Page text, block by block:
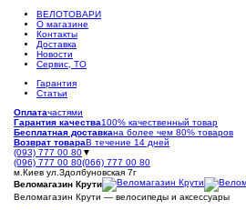
ВЕЛОТОВАРИ
О магазине
Контакты
Доставка
Новости
Сервис, ТО
Гарантия
Статьи
Оплатачастями
Гарантия качества100% качественный товар
Бесплатная доставкана более чем 80% товаров
Возврат товараВ течение 14 дней
(093) 777 00 80▼
(096) 777 00 80(066) 777 00 80
м.Киев ул.Здолбуновская 7г
Веломагазин Крути
Веломагазин Крути — велосипеды и аксессуары